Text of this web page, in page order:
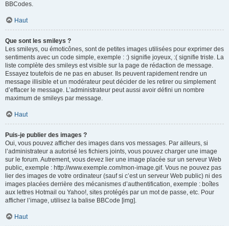
BBCodes.
Haut
Que sont les smileys ?
Les smileys, ou émoticônes, sont de petites images utilisées pour exprimer des
sentiments avec un code simple, exemple : :) signifie joyeux, :( signifie triste. La
liste complète des smileys est visible sur la page de rédaction de message.
Essayez toutefois de ne pas en abuser. Ils peuvent rapidement rendre un
message illisible et un modérateur peut décider de les retirer ou simplement
d’effacer le message. L’administrateur peut aussi avoir défini un nombre
maximum de smileys par message.
Haut
Puis-je publier des images ?
Oui, vous pouvez afficher des images dans vos messages. Par ailleurs, si
l’administrateur a autorisé les fichiers joints, vous pouvez charger une image
sur le forum. Autrement, vous devez lier une image placée sur un serveur Web
public, exemple : http://www.exemple.com/mon-image.gif. Vous ne pouvez pas
lier des images de votre ordinateur (sauf si c’est un serveur Web public) ni des
images placées derrière des mécanismes d’authentification, exemple : boîtes
aux lettres Hotmail ou Yahoo!, sites protégés par un mot de passe, etc. Pour
afficher l’image, utilisez la balise BBCode [img].
Haut